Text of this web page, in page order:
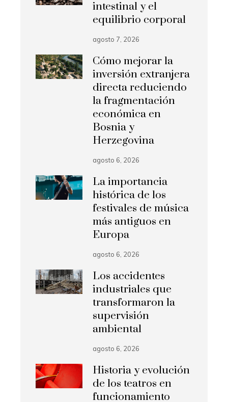
intestinal y el
equilibrio corporal
agosto 7, 2026
Cómo mejorar la
inversión extranjera
directa reduciendo
la fragmentación
económica en
Bosnia y
Herzegovina
agosto 6, 2026
La importancia
histórica de los
festivales de música
más antiguos en
Europa
agosto 6, 2026
Los accidentes
industriales que
transformaron la
supervisión
ambiental
agosto 6, 2026
Historia y evolución
de los teatros en
funcionamiento